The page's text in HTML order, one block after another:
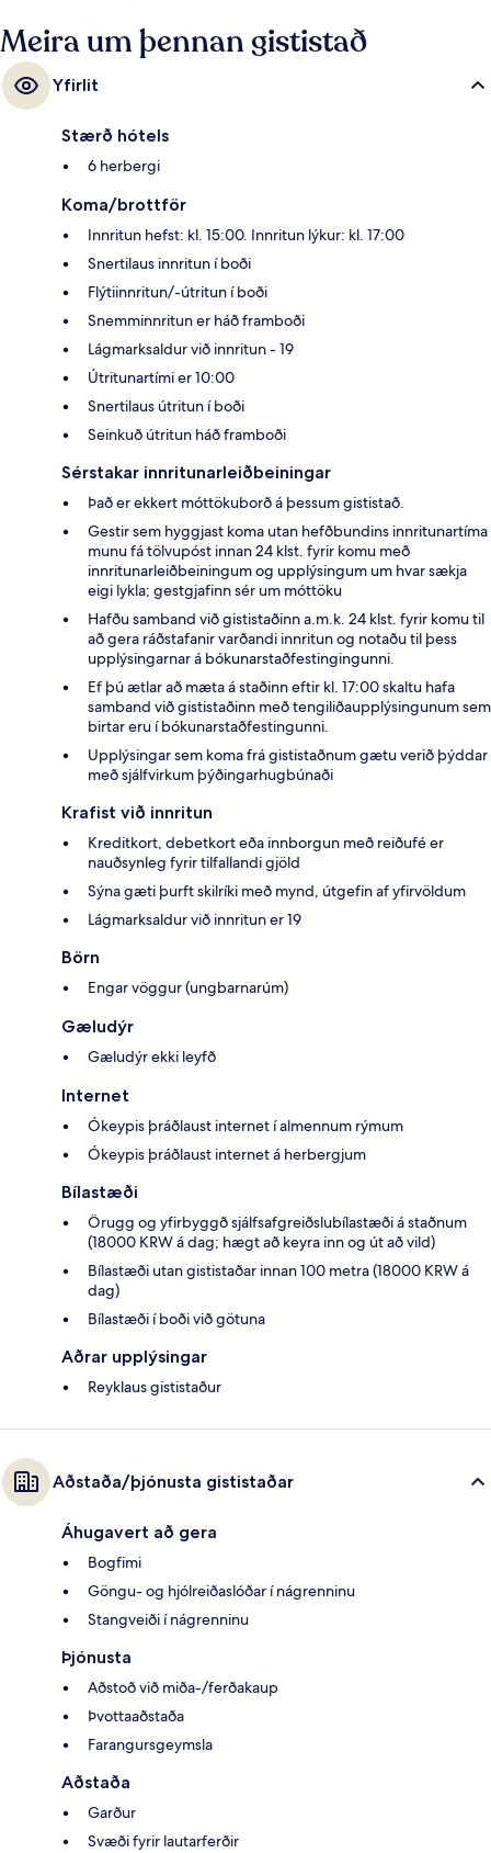
Meira um þennan gististað
Yfirlit
Stærð hótels
6 herbergi
Koma/brottför
Innritun hefst: kl. 15:00. Innritun lýkur: kl. 17:00
Snertilaus innritun í boði
Flýtiinnritun/-útritun í boði
Snemminnritun er háð framboði
Lágmarksaldur við innritun - 19
Útritunartími er 10:00
Snertilaus útritun í boði
Seinkuð útritun háð framboði
Sérstakar innritunarleiðbeiningar
Það er ekkert móttökuborð á þessum gististað.
Gestir sem hyggjast koma utan hefðbundins innritunartíma
munu fá tölvupóst innan 24 klst. fyrir komu með
innritunarleiðbeiningum og upplýsingum um hvar sækja
eigi lykla; gestgjafinn sér um móttöku
Hafðu samband við gististaðinn a.m.k. 24 klst. fyrir komu til
að gera ráðstafanir varðandi innritun og notaðu til þess
upplýsingarnar á bókunarstaðfestingingunni.
Ef þú ætlar að mæta á staðinn eftir kl. 17:00 skaltu hafa
samband við gististaðinn með tengiliðaupplýsingunum sem
birtar eru í bókunarstaðfestingunni.
Upplýsingar sem koma frá gististaðnum gætu verið þýddar
með sjálfvirkum þýðingarhugbúnaði
Krafist við innritun
Kreditkort, debetkort eða innborgun með reiðufé er
nauðsynleg fyrir tilfallandi gjöld
Sýna gæti þurft skilríki með mynd, útgefin af yfirvöldum
Lágmarksaldur við innritun er 19
Börn
Engar vöggur (ungbarnarúm)
Gæludýr
Gæludýr ekki leyfð
Internet
Ókeypis þráðlaust internet í almennum rýmum
Ókeypis þráðlaust internet á herbergjum
Bílastæði
Örugg og yfirbyggð sjálfsafgreiðslubílastæði á staðnum
(18000 KRW á dag; hægt að keyra inn og út að vild)
Bílastæði utan gististaðar innan 100 metra (18000 KRW á
dag)
Bílastæði í boði við götuna
Aðrar upplýsingar
Reyklaus gististaður
Aðstaða/þjónusta gististaðar
Áhugavert að gera
Bogfimi
Göngu- og hjólreiðaslóðar í nágrenninu
Stangveiði í nágrenninu
Þjónusta
Aðstoð við miða-/ferðakaup
Þvottaaðstaða
Farangursgeymsla
Aðstaða
Garður
Svæði fyrir lautarferðir